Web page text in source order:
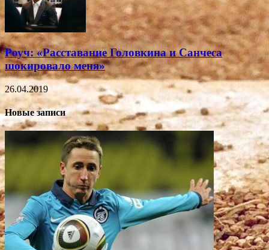
Роуч: «Расставание Головкина и Санчеса
шокировало меня»
26.04.2019
Новые записи